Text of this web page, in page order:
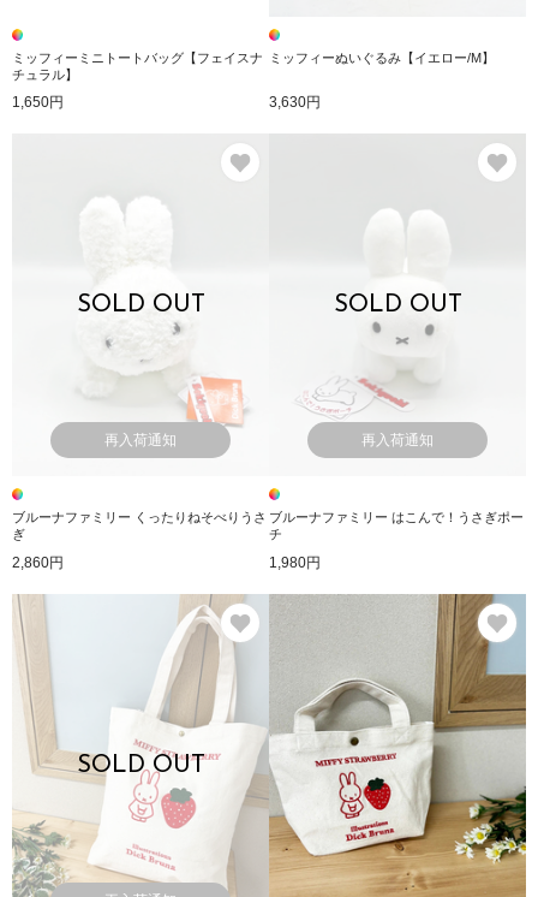
ミッフィーミニトートバッグ【フェイスナ
チュラル】
1,650円
ミッフィーぬいぐるみ【イエロー/M】
3,630円
SOLD OUT
再入荷通知
ブルーナファミリー くったりねそべりうさ
ぎ
2,860円
SOLD OUT
再入荷通知
ブルーナファミリー はこんで！うさぎポー
チ
1,980円
SOLD OUT